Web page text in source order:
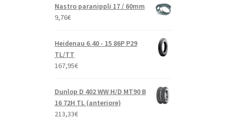
Nastro paranippli 17 / 60mm
9,76€
Heidenau 6.40 - 15 86P P29
TL/TT
167,95€
Dunlop D 402 WW H/D MT90 B
16 72H TL (anteriore)
213,33€